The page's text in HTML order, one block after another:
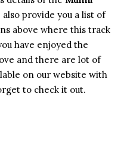
also provide you a list of
above where this track
have enjoyed the
and there are lot of
on our website with
to check it out.